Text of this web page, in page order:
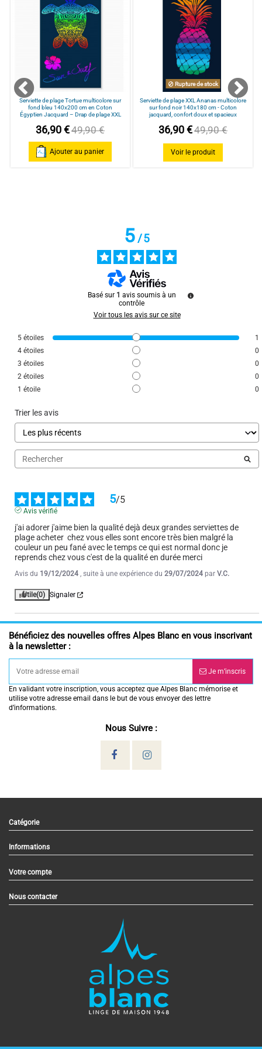
j'ai adorer j'aime bien la qualité dejà deux grandes serviettes de
plage acheter  chez vous elles sont encore très bien malgré la
couleur un peu fané avec le temps ce qui est normal donc je
reprends chez vous c'est de la qualité en durée merci
29/07/2024 par
Signaler
Serviette de plage Tortue multicolore sur
fond bleu 140x200 cm en Coton
Égyptien Jacquard – Drap de plage XXL
36,90 €49,90 €
Ajouter au panier
Rupture de stock
Serviette de plage XXL Ananas multicolore
sur fond noir 140x180 cm - Coton
jacquard, confort doux et spacieux
36,90 €49,90 €
Voir le produit
5/5
Basé sur 1 avis soumis à un
contrôle
Voir tous les avis sur ce site
5 étoiles
1
4 étoiles
0
3 étoiles
0
2 étoiles
0
1 étoile 0
Trier les avis
5/5
Avis vérifié
j'ai adorer j'aime bien la qualité dejà deux grandes serviettes de
plage acheter  chez vous elles sont encore très bien malgré la
couleur un peu fané avec le temps ce qui est normal donc je
reprends chez vous c'est de la qualité en durée merci
Avis du 19/12/2024 , suite à une expérience du 29/07/2024 par V.C.
Utile(0) Signaler
Bénéficiez des nouvelles offres Alpes Blanc en vous inscrivant
à la newsletter :
Je m’inscris
En validant votre inscription, vous acceptez que Alpes Blanc mémorise et
utilise votre adresse email dans le but de vous envoyer des lettre
d’informations.
Nous Suivre :
Catégorie
Informations
Votre compte
Nous contacter